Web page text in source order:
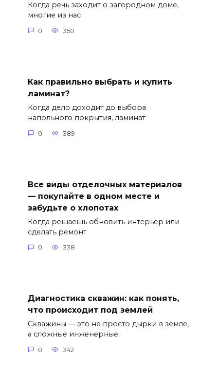
Когда речь заходит о загородном доме,
многие из нас
0 350
Как правильно выбрать и купить
ламинат?
Когда дело доходит до выбора
напольного покрытия, ламинат
0 389
Все виды отделочных материалов
— покупайте в одном месте и
забудьте о хлопотах
Когда решаешь обновить интерьер или
сделать ремонт
0 338
Диагностика скважин: как понять,
что происходит под землей
Скважины — это не просто дырки в земле,
а сложные инженерные
0 342